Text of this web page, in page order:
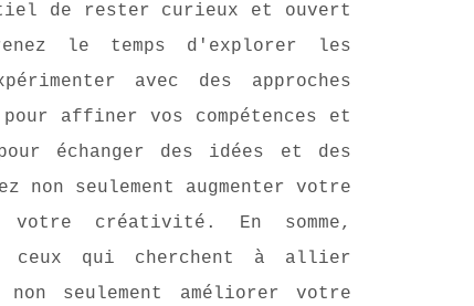
de rester curieux et ouvert
le temps d'explorer les
avec des approches
affiner vos compétences et
échanger des idées et des
non seulement augmenter votre
créativité. En somme,
ceux qui cherchent à allier
seulement améliorer votre